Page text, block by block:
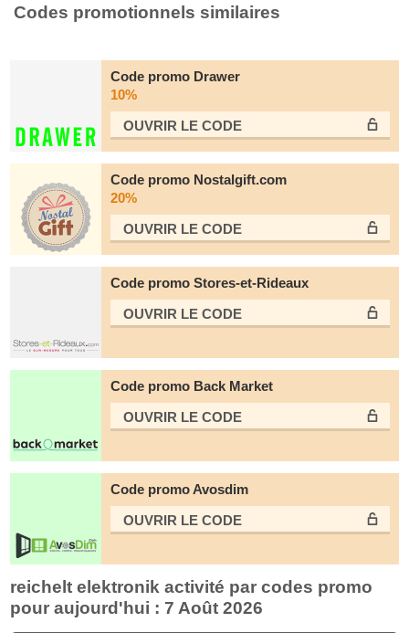
Codes promotionnels similaires
Code promo Drawer
10%
OUVRIR LE СODE
Code promo Nostalgift.com
20%
OUVRIR LE СODE
Code promo Stores-et-Rideaux
OUVRIR LE СODE
Code promo Back Market
OUVRIR LE СODE
Code promo Avosdim
OUVRIR LE СODE
reichelt elektronik activité par codes promo
pour aujourd'hui : 7 Août 2026